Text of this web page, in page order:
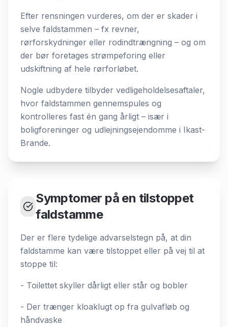
Efter rensningen vurderes, om der er skader i
selve faldstammen – fx revner,
rørforskydninger eller rodindtrængning – og om
der bør foretages strømpeforing eller
udskiftning af hele rørforløbet.
Nogle udbydere tilbyder vedligeholdelsesaftaler,
hvor faldstammen gennemspules og
kontrolleres fast én gang årligt – især i
boligforeninger og udlejningsejendomme i Ikast-
Brande.
Symptomer på en tilstoppet
faldstamme
Der er flere tydelige advarselstegn på, at din
faldstamme kan være tilstoppet eller på vej til at
stoppe til:
- Toilettet skyller dårligt eller står og bobler
- Der trænger kloaklugt op fra gulvafløb og
håndvaske